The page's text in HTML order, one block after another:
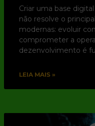
Criar uma base
não resolve o
modernas: evoluir
comprometer a
dezenvolvimento é
LEIA MAIS »